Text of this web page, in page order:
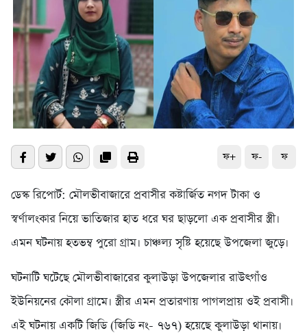
ফ+ ফ- ফ
ডেস্ক রিপোর্ট: মৌলভীবাজারে প্রবাসীর কষ্টার্জিত নগদ টাকা ও
স্বর্ণালংকার নিয়ে ভাতিজার হাত ধরে ঘর ছাড়লো এক প্রবাসীর স্ত্রী।
এমন ঘটনায় হতভম্ব পুরো গ্রাম। চাঞ্চল্য সৃষ্টি হয়েছে উপজেলা জুড়ে।
ঘটনাটি ঘটেছে মৌলভীবাজারের কুলাউড়া উপজেলার রাউৎগাঁও
ইউনিয়নের কৌলা গ্রামে। স্ত্রীর এমন প্রতারণায় পাগলপ্রায় ওই প্রবাসী।
এই ঘটনায় একটি জিডি (জিডি নং- ৭৬৭) হয়েছে কুলাউড়া থানায়।